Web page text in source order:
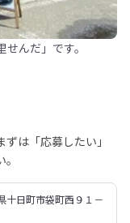
んだ」です。
は「応募したい」
十日町市袋町西９１－